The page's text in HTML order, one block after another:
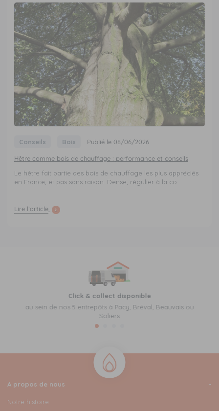
Conseils Bois Publié le 08/06/2026
Hêtre comme bois de chauffage : performance et conseils
Le hêtre fait partie des bois de chauffage les plus appréciés
en France, et pas sans raison. Dense, régulier à la co...
Lire l’article
Click & collect disponible
au sein de nos 5 entrepôts à Pacy, Bréval, Beauvais ou
Soliers
A propos de nous
Notre histoire